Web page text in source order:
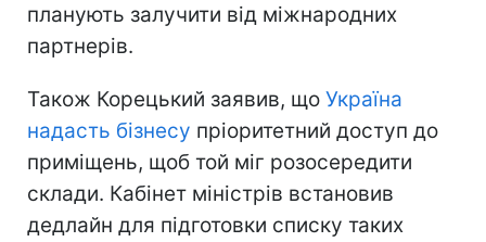
планують залучити від міжнародних
партнерів.
Також Корецький заявив, що Україна
надасть бізнесу пріоритетний доступ до
приміщень, щоб той міг розосередити
склади. Кабінет міністрів встановив
дедлайн для підготовки списку таких